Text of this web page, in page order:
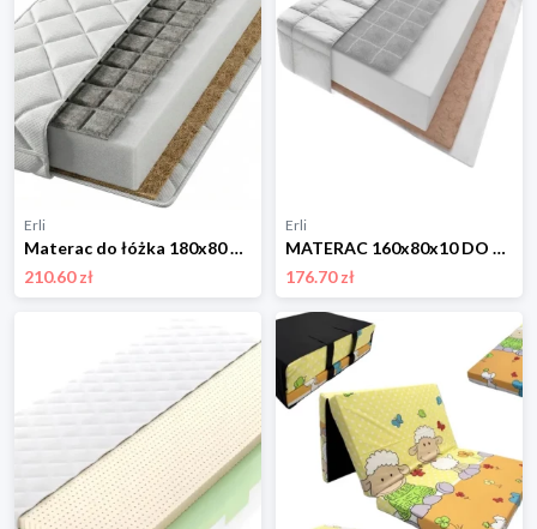
Erli
Materac do łóżka 180x80 Gryka Pianka Kokos 10cm Zdejmowany Pokrowiec
210.60 zł
Erli
MATERAC 160x80x10 DO ŁÓŻKA GRYKA PIANKA KOKOS Dwustronny Twardy
176.70 zł